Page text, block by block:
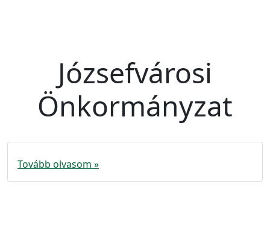
Józsefvárosi
Önkormányzat
Tovább olvasom »